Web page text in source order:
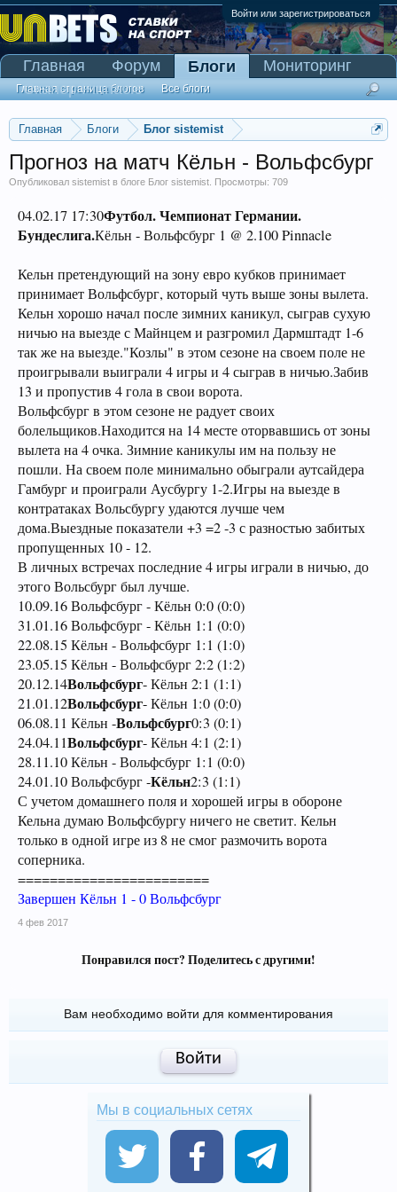
Войти или зарегистрироваться
Главная Блоги Блог sistemist
Прогноз на матч Кёльн - Вольфсбург
Опубликовал sistemist в блоге Блог sistemist . Просмотры: 709
04.02.17 17:30Футбол. Чемпионат Германии.
Бундеслига.Кёльн - Вольфсбург 1 @ 2.100 Pinnacle
Кельн претендующий на зону евро кубков принимает
принимает Вольфсбург, который чуть выше зоны вылета.
Кельн хорошо начал после зимних каникул, сыграв сухую
ничью на выезде с Майнцем и разгромил Дармштадт 1-6
так же на выезде."Козлы" в этом сезоне на своем поле не
проигрывали выиграли 4 игры и 4 сыграв в ничью.Забив
13 и пропустив 4 гола в свои ворота.
Вольфсбург в этом сезоне не радует своих
болельщиков.Находится на 14 месте оторвавшись от зоны
вылета на 4 очка. Зимние каникулы им на пользу не
пошли. На своем поле минимально обыграли аутсайдера
Гамбург и проиграли Аусбургу 1-2.Игры на выезде в
контратаках Вольсбургу удаются лучше чем
дома.Выездные показатели +3 =2 -3 с разностью забитых
пропущенных 10 - 12.
В личных встречах последние 4 игры играли в ничью, до
этого Вольсбург был лучше.
10.09.16 Вольфсбург - Кёльн 0:0 (0:0)
31.01.16 Вольфсбург - Кёльн 1:1 (0:0)
22.08.15 Кёльн - Вольфсбург 1:1 (1:0)
23.05.15 Кёльн - Вольфсбург 2:2 (1:2)
20.12.14Вольфсбург- Кёльн 2:1 (1:1)
21.01.12Вольфсбург- Кёльн 1:0 (0:0)
06.08.11 Кёльн -Вольфсбург0:3 (0:1)
24.04.11Вольфсбург- Кёльн 4:1 (2:1)
28.11.10 Кёльн - Вольфсбург 1:1 (0:0)
24.01.10 Вольфсбург -Кёльн2:3 (1:1)
С учетом домашнего поля и хорошей игры в обороне
Кельна думаю Вольфсбургу ничего не светит. Кельн
только в одной игре из 8 не смог размочить ворота
соперника.
========================
Завершен Кёльн 1 - 0 Вольфсбург
4 фев 2017
Понравился пост? Поделитесь с другими!
Вам необходимо войти для комментирования
Войти
Мы в социальных сетях
Главная Форум Блоги
Главная страница блогов Все блоги
Мониторинг
Сканер Pinnacle